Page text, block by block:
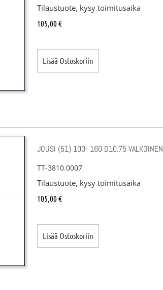
Tilaustuote, kysy toimitusaika
105,00 €
Lisää Ostoskoriin
JOUSI (51) 100- 160 D10.75 VALKOINEN
TT-3810.0007
Tilaustuote, kysy toimitusaika
105,00 €
Lisää Ostoskoriin